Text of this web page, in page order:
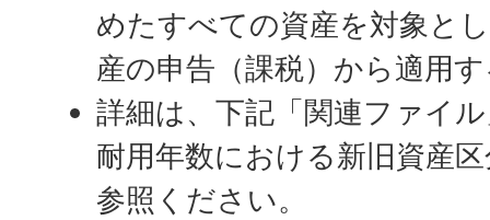
めたすべての資産を対象と
産の申告（課税）から適用
詳細は、下記「関連ファイ
耐用年数における新旧資産
参照ください。